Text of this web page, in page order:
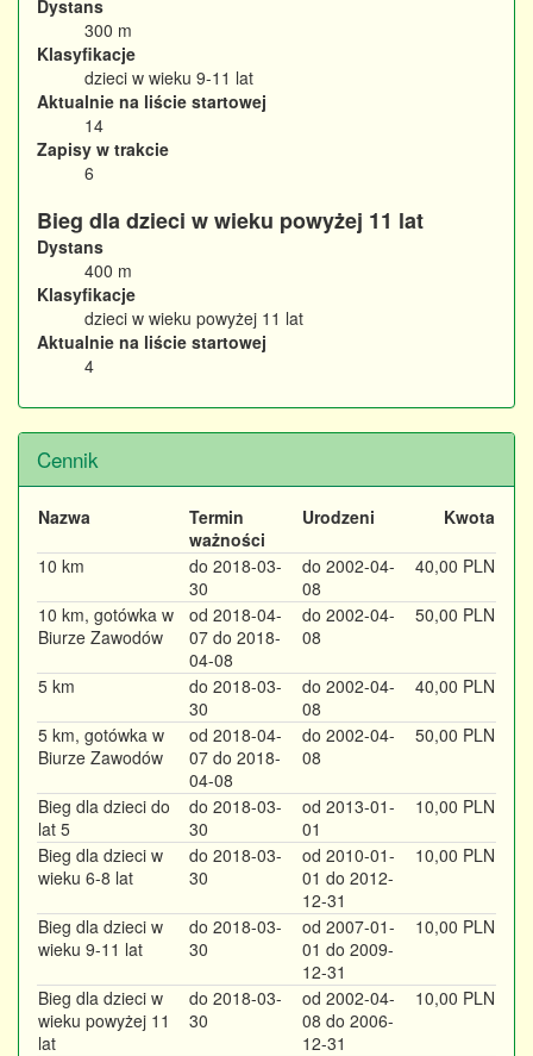
Dystans
300 m
Klasyfikacje
dzieci w wieku 9-11 lat
Aktualnie na liście startowej
14
Zapisy w trakcie
6
Bieg dla dzieci w wieku powyżej 11 lat
Dystans
400 m
Klasyfikacje
dzieci w wieku powyżej 11 lat
Aktualnie na liście startowej
4
Cennik
Nazwa
Termin
ważności
Urodzeni Kwota
10 km
do 2018-03-
30
do 2002-04-
08
40,00 PLN
10 km, gotówka w
Biurze Zawodów
od 2018-04-
07 do 2018-
04-08
do 2002-04-
08
50,00 PLN
5 km
do 2018-03-
30
do 2002-04-
08
40,00 PLN
5 km, gotówka w
Biurze Zawodów
od 2018-04-
07 do 2018-
04-08
do 2002-04-
08
50,00 PLN
Bieg dla dzieci do
lat 5
do 2018-03-
30
od 2013-01-
01
10,00 PLN
Bieg dla dzieci w
wieku 6-8 lat
do 2018-03-
30
od 2010-01-
01 do 2012-
12-31
10,00 PLN
Bieg dla dzieci w
wieku 9-11 lat
do 2018-03-
30
od 2007-01-
01 do 2009-
12-31
10,00 PLN
Bieg dla dzieci w
wieku powyżej 11
lat
do 2018-03-
30
od 2002-04-
08 do 2006-
12-31
10,00 PLN